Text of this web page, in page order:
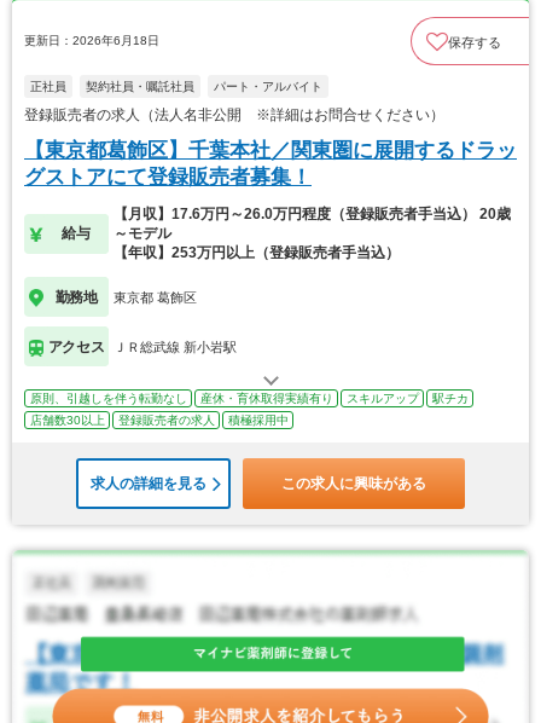
更新日：2026年6月18日 保存する
正社員 契約社員・嘱託社員 パート・アルバイト
登録販売者の求人（法人名非公開 ※詳細はお問合せください）
【東京都葛飾区】千葉本社／関東圏に展開するドラッ
グストアにて登録販売者募集！
給与
【月収】17.6万円～26.0万円程度（登録販売者手当込） 20歳
～モデル
【年収】253万円以上（登録販売者手当込）
勤務地 東京都 葛飾区
アクセス ＪＲ総武線 新小岩駅
原則、引越しを伴う転勤なし 産休・育休取得実績有り スキルアップ
駅チカ
店舗数30以上
登録販売者の求人 積極採用中
求人の詳細を見る この求人に興味がある